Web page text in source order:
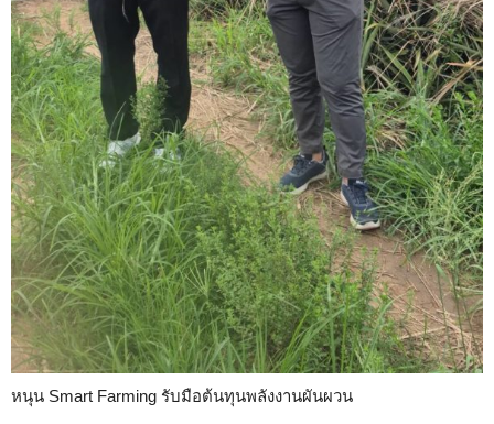
หนุน Smart Farming รับมือต้นทุนพลังงานผันผวน